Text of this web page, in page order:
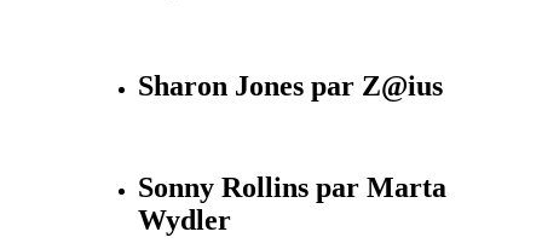
Sharon Jones par Z@ius
Sonny Rollins par Marta
Wydler